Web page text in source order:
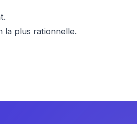
la plus rationnelle.